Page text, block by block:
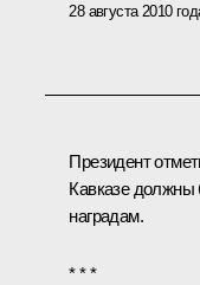
28 августа 2010
Президент
Кавказе должны
наградам.
* * *